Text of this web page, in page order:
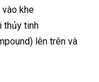
khe
thủy tinh
lên trên và